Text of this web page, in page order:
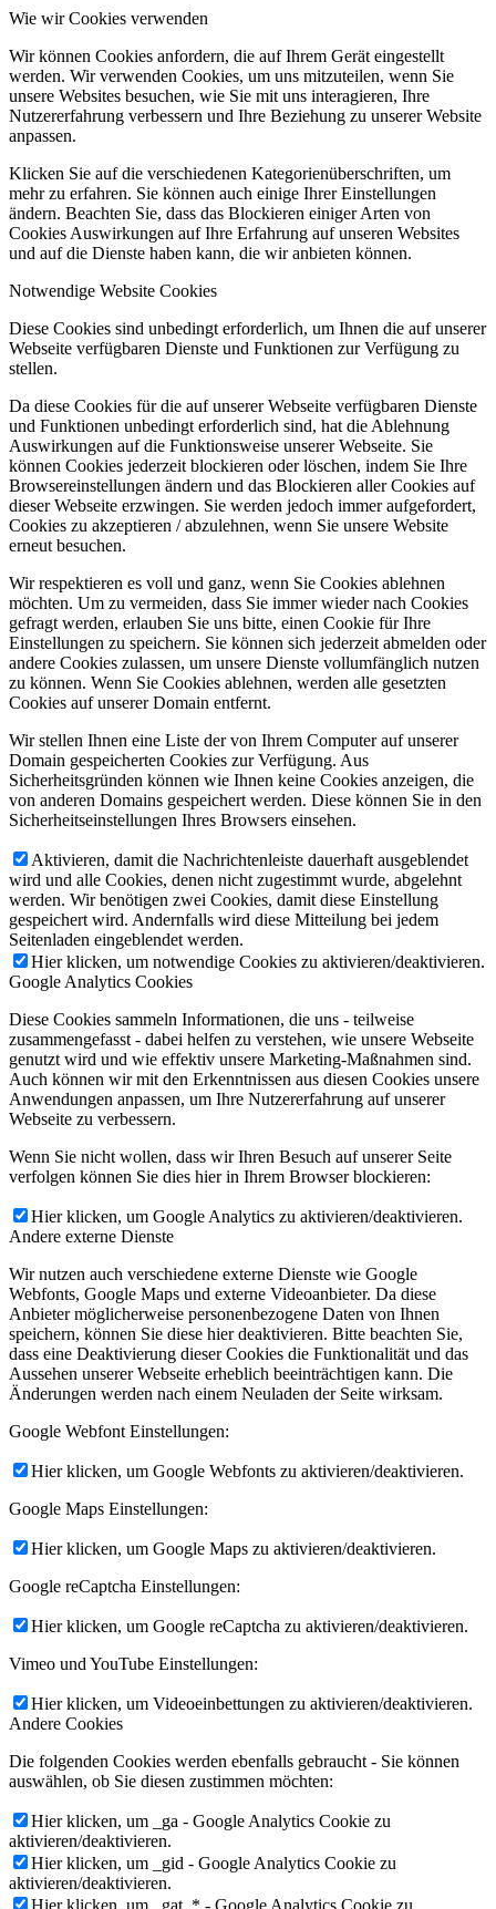
Wie wir Cookies verwenden
Wir können Cookies anfordern, die auf Ihrem Gerät eingestellt
werden. Wir verwenden Cookies, um uns mitzuteilen, wenn Sie
unsere Websites besuchen, wie Sie mit uns interagieren, Ihre
Nutzererfahrung verbessern und Ihre Beziehung zu unserer Website
anpassen.
Klicken Sie auf die verschiedenen Kategorienüberschriften, um
mehr zu erfahren. Sie können auch einige Ihrer Einstellungen
ändern. Beachten Sie, dass das Blockieren einiger Arten von
Cookies Auswirkungen auf Ihre Erfahrung auf unseren Websites
und auf die Dienste haben kann, die wir anbieten können.
Notwendige Website Cookies
Diese Cookies sind unbedingt erforderlich, um Ihnen die auf unserer
Webseite verfügbaren Dienste und Funktionen zur Verfügung zu
stellen.
Da diese Cookies für die auf unserer Webseite verfügbaren Dienste
und Funktionen unbedingt erforderlich sind, hat die Ablehnung
Auswirkungen auf die Funktionsweise unserer Webseite. Sie
können Cookies jederzeit blockieren oder löschen, indem Sie Ihre
Browsereinstellungen ändern und das Blockieren aller Cookies auf
dieser Webseite erzwingen. Sie werden jedoch immer aufgefordert,
Cookies zu akzeptieren / abzulehnen, wenn Sie unsere Website
erneut besuchen.
Wir respektieren es voll und ganz, wenn Sie Cookies ablehnen
möchten. Um zu vermeiden, dass Sie immer wieder nach Cookies
gefragt werden, erlauben Sie uns bitte, einen Cookie für Ihre
Einstellungen zu speichern. Sie können sich jederzeit abmelden oder
andere Cookies zulassen, um unsere Dienste vollumfänglich nutzen
zu können. Wenn Sie Cookies ablehnen, werden alle gesetzten
Cookies auf unserer Domain entfernt.
Wir stellen Ihnen eine Liste der von Ihrem Computer auf unserer
Domain gespeicherten Cookies zur Verfügung. Aus
Sicherheitsgründen können wie Ihnen keine Cookies anzeigen, die
von anderen Domains gespeichert werden. Diese können Sie in den
Sicherheitseinstellungen Ihres Browsers einsehen.
Aktivieren, damit die Nachrichtenleiste dauerhaft ausgeblendet
wird und alle Cookies, denen nicht zugestimmt wurde, abgelehnt
werden. Wir benötigen zwei Cookies, damit diese Einstellung
gespeichert wird. Andernfalls wird diese Mitteilung bei jedem
Seitenladen eingeblendet werden.
Hier klicken, um notwendige Cookies zu aktivieren/deaktivieren.
Google Analytics Cookies
Diese Cookies sammeln Informationen, die uns - teilweise
zusammengefasst - dabei helfen zu verstehen, wie unsere Webseite
genutzt wird und wie effektiv unsere Marketing-Maßnahmen sind.
Auch können wir mit den Erkenntnissen aus diesen Cookies unsere
Anwendungen anpassen, um Ihre Nutzererfahrung auf unserer
Webseite zu verbessern.
Wenn Sie nicht wollen, dass wir Ihren Besuch auf unserer Seite
verfolgen können Sie dies hier in Ihrem Browser blockieren:
Hier klicken, um Google Analytics zu aktivieren/deaktivieren.
Andere externe Dienste
Wir nutzen auch verschiedene externe Dienste wie Google
Webfonts, Google Maps und externe Videoanbieter. Da diese
Anbieter möglicherweise personenbezogene Daten von Ihnen
speichern, können Sie diese hier deaktivieren. Bitte beachten Sie,
dass eine Deaktivierung dieser Cookies die Funktionalität und das
Aussehen unserer Webseite erheblich beeinträchtigen kann. Die
Änderungen werden nach einem Neuladen der Seite wirksam.
Google Webfont Einstellungen:
Hier klicken, um Google Webfonts zu aktivieren/deaktivieren.
Google Maps Einstellungen:
Hier klicken, um Google Maps zu aktivieren/deaktivieren.
Google reCaptcha Einstellungen:
Hier klicken, um Google reCaptcha zu aktivieren/deaktivieren.
Vimeo und YouTube Einstellungen:
Hier klicken, um Videoeinbettungen zu aktivieren/deaktivieren.
Andere Cookies
Die folgenden Cookies werden ebenfalls gebraucht - Sie können
auswählen, ob Sie diesen zustimmen möchten:
Hier klicken, um _ga - Google Analytics Cookie zu
aktivieren/deaktivieren.
Hier klicken, um _gid - Google Analytics Cookie zu
aktivieren/deaktivieren.
Hier klicken, um _gat_* - Google Analytics Cookie zu